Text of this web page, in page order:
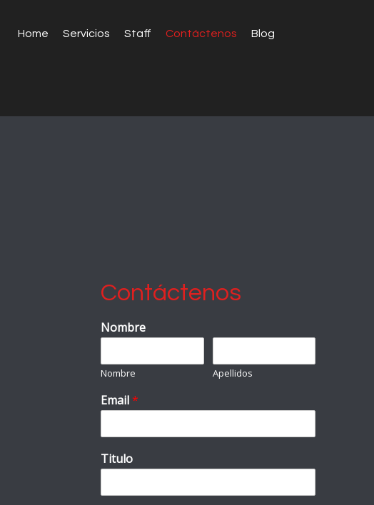
Home Servicios Staff Contáctenos Blog
Contáctenos
Nombre
Nombre Apellidos
Email*
Titulo